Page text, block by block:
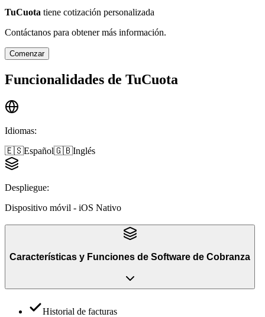
TuCuota tiene cotización personalizada
Contáctanos para obtener más información.
Comenzar
Funcionalidades de TuCuota
Idiomas:
🇪🇸Español🇬🇧Inglés
Despliegue:
Dispositivo móvil - iOS Nativo
Características y Funciones de Software de Cobranza
Historial de facturas